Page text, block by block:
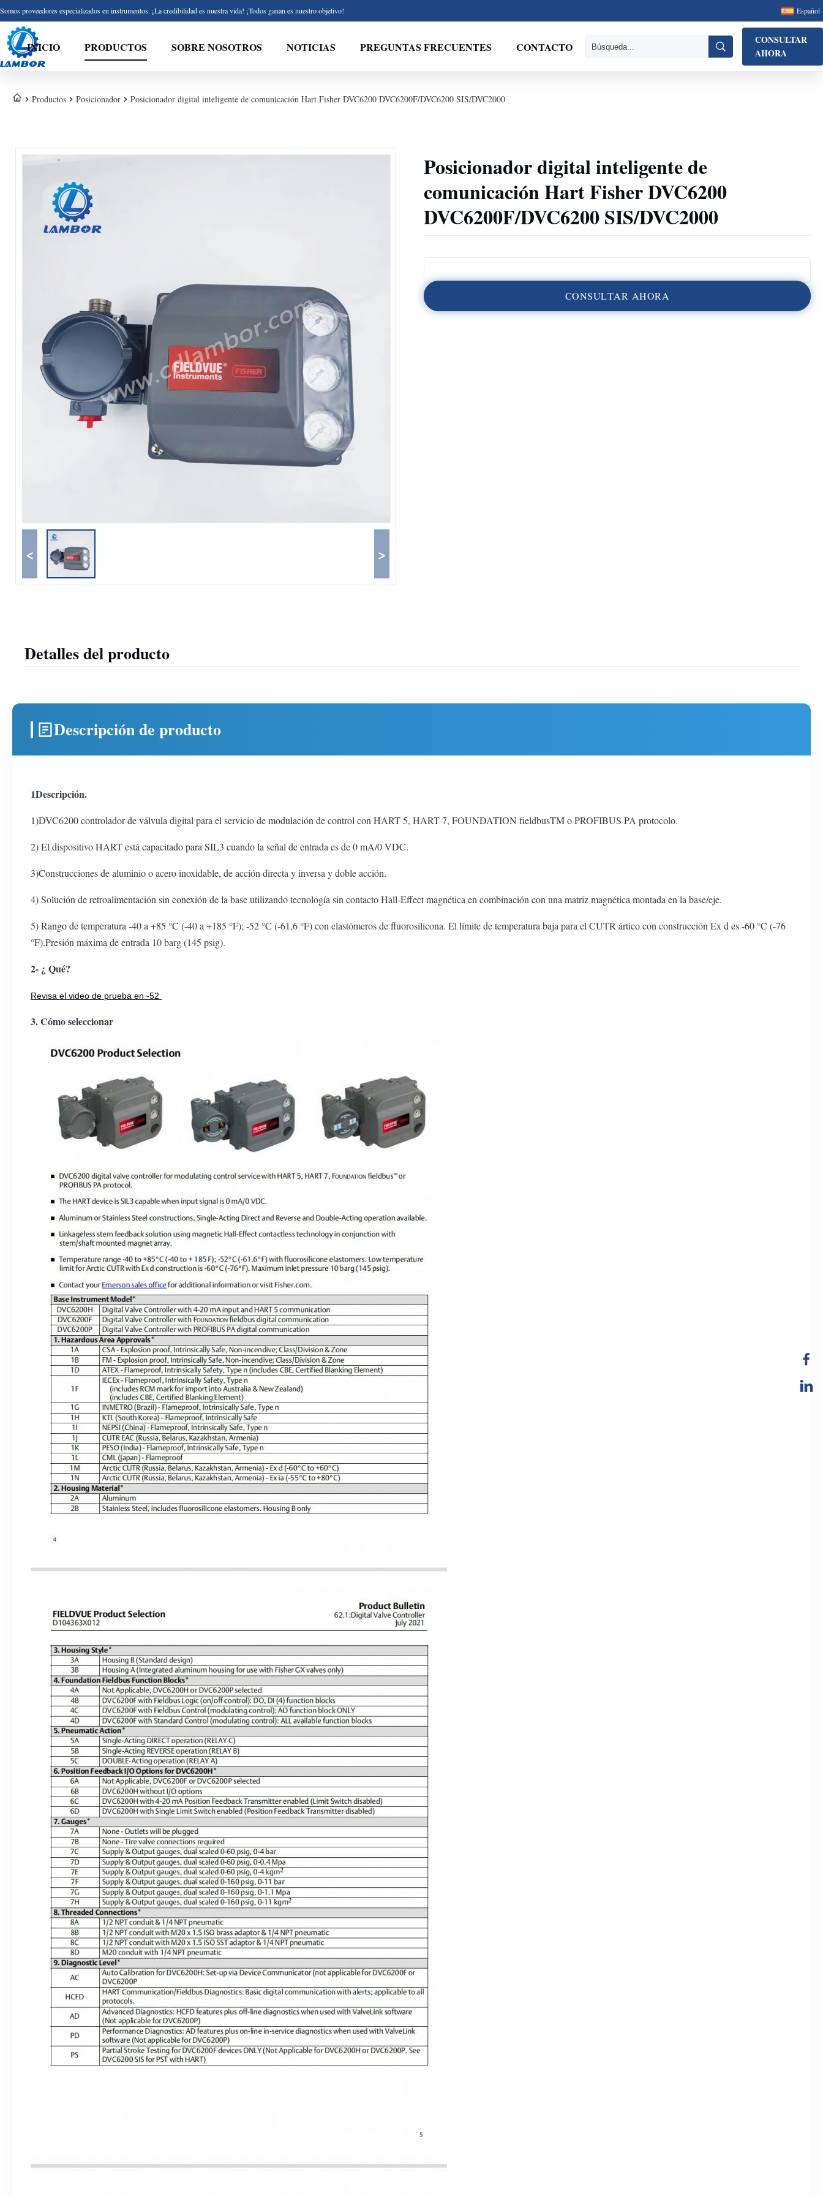
Somos proveedores especializados en instrumentos. ¡La credibilidad es nuestra vida! ¡Todos ganan es nuestro objetivo! Español
INICIO PRODUCTOS SOBRE NOSOTROS NOTICIAS PREGUNTAS FRECUENTES CONTACTO
CONSULTAR
AHORA
Productos Posicionador Posicionador digital inteligente de comunicación Hart Fisher DVC6200 DVC6200F/DVC6200 SIS/DVC2000
< >
Posicionador digital inteligente de
comunicación Hart Fisher DVC6200
DVC6200F/DVC6200 SIS/DVC2000
CONSULTAR AHORA
Detalles del producto
Descripción de producto
1Descripción.
1)DVC6200 controlador de válvula digital para el servicio de modulación de control con HART 5, HART 7, FOUNDATION fieldbusTM o PROFIBUS PA protocolo.
2) El dispositivo HART está capacitado para SIL3 cuando la señal de entrada es de 0 mA/0 VDC.
3)Construcciones de aluminio o acero inoxidable, de acción directa y inversa y doble acción.
4) Solución de retroalimentación sin conexión de la base utilizando tecnología sin contacto Hall-Effect magnética en combinación con una matriz magnética montada en la base/eje.
5) Rango de temperatura -40 a +85 °C (-40 a +185 °F); -52 °C (-61,6 °F) con elastómeros de fluorosilicona. El límite de temperatura baja para el CUTR ártico con construcción Ex d es -60 °C (-76
°F).Presión máxima de entrada 10 barg (145 psig).
2- ¿ Qué?
Revisa el video de prueba en -52
3. Cómo seleccionar